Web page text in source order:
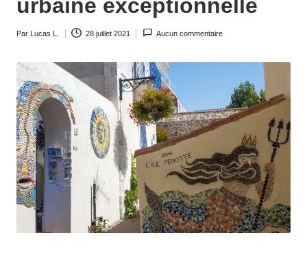
e
urbaine exceptionnelle
Par Lucas L. 28 juillet 2021 Aucun commentaire